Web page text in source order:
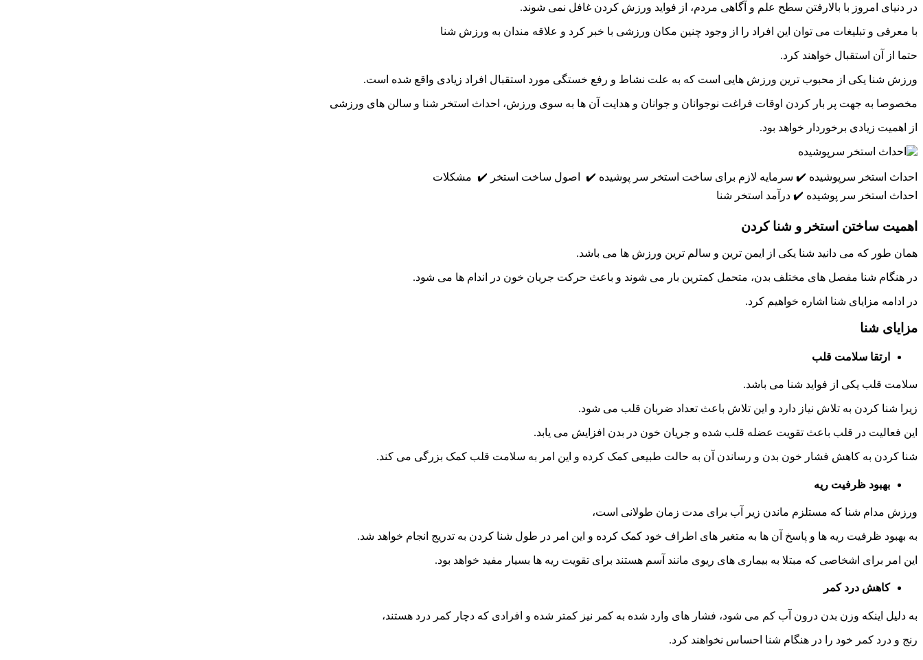
در دنیای امروز با بالارفتن سطح علم و آگاهی مردم، از فواید ورزش کردن غافل نمی شوند.
با معرفی و تبلیغات می توان این افراد را از وجود چنین مکان ورزشی با خبر کرد و علاقه مندان به ورزش شنا
حتما از آن استقبال خواهند کرد.
ورزش شنا یکی از محبوب ترین ورزش هایی است که به علت نشاط و رفع خستگی مورد استقبال افراد زیادی واقع شده است.
مخصوصا به جهت پر بار کردن اوقات فراغت نوجوانان و جوانان و هدایت آن ها به سوی ورزش، احداث استخر شنا و سالن های ورزشی
از اهمیت زیادی برخوردار خواهد بود.
احداث استخر سرپوشیده ✔️ سرمایه لازم برای ساخت استخر سر پوشیده ✔️ اصول ساخت استخر ✔️ مشکلات
احداث استخر سر پوشیده ✔️ درآمد استخر شنا
اهمیت ساختن استخر و شنا کردن
همان طور که می دانید شنا یکی از ایمن ترین و سالم ترین ورزش ها می باشد.
در هنگام شنا مفصل های مختلف بدن، متحمل کمترین بار می شوند و باعث حرکت جریان خون در اندام ها می شود.
در ادامه مزایای شنا اشاره خواهیم کرد.
مزایای شنا
ارتقا سلامت قلب
سلامت قلب یکی از فواید شنا می باشد.
زیرا شنا کردن به تلاش نیاز دارد و این تلاش باعث تعداد ضربان قلب می شود.
این فعالیت در قلب باعث تقویت عضله قلب شده و جریان خون در بدن افزایش می یابد.
شنا کردن به کاهش فشار خون بدن و رساندن آن به حالت طبیعی کمک کرده و این امر به سلامت قلب کمک بزرگی می کند.
بهبود ظرفیت ریه
ورزش مدام شنا که مستلزم ماندن زیر آب برای مدت زمان طولانی است،
به بهبود ظرفیت ریه ها و پاسخ آن ها به متغیر های اطراف خود کمک کرده و این امر در طول شنا کردن به تدریج انجام خواهد شد.
این امر برای اشخاصی که مبتلا به بیماری های ریوی مانند آسم هستند برای تقویت ریه ها بسیار مفید خواهد بود.
کاهش درد کمر
به دلیل اینکه وزن بدن درون آب کم می شود، فشار های وارد شده به کمر نیز کمتر شده و افرادی که دچار کمر درد هستند،
رنج و درد کمر خود را در هنگام شنا احساس نخواهند کرد.